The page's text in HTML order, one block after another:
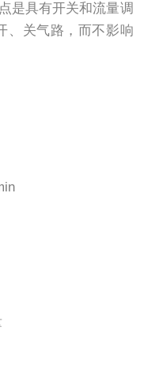
是具有开关和流量调
、关气路，而不影响